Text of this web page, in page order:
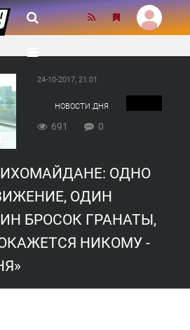
24-10-2017, 21:01
НОВОСТИ ДНЯ
691 0
ОДНО
ОДИН
БРОСОК ГРАНАТЫ,
НИКОМУ -